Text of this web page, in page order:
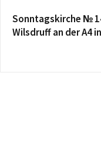
Sonntagskirche №
Wilsdruff an der A4